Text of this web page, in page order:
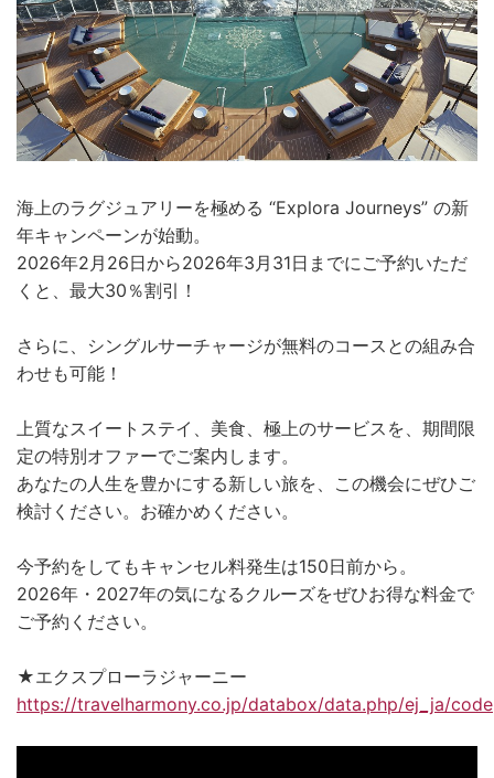
海上のラグジュアリーを極める “Explora Journeys” の新
年キャンペーンが始動。
2026年2月26日から2026年3月31日までにご予約いただ
くと、最大30％割引！
さらに、シングルサーチャージが無料のコースとの組み合
わせも可能！
上質なスイートステイ、美食、極上のサービスを、期間限
定の特別オファーでご案内します。
あなたの人生を豊かにする新しい旅を、この機会にぜひご
検討ください。お確かめください。
今予約をしてもキャンセル料発生は150日前から。
2026年・2027年の気になるクルーズをぜひお得な料金で
ご予約ください。
★エクスプローラジャーニー
https://travelharmony.co.jp/databox/data.php/ej_ja/code